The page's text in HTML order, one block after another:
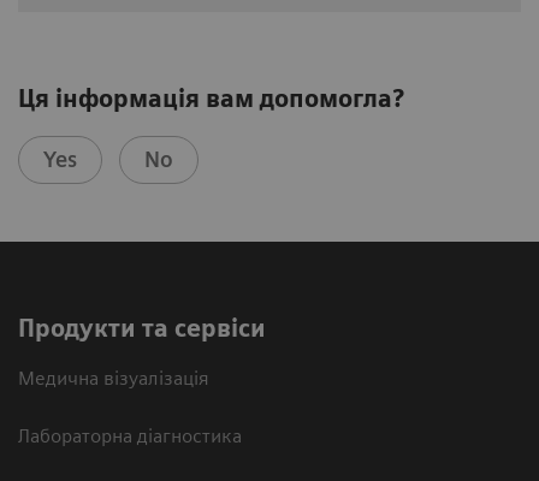
Ця інформація вам допомогла?
Yes No
Продукти та сервіси
Медична візуалізація
Лабораторна діагностика